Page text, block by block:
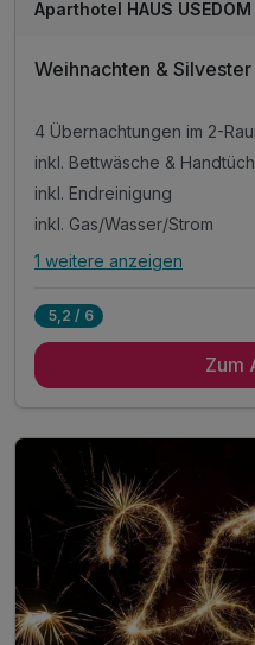
Aparthotel HAUS USEDOM
Weihnachten &
4 Übernachtungen im 2-
inkl. Bettwäsche &
inkl. Endreinigung
inkl. Gas/Wasser/Strom
Alle Inklusivleistungen
inkl. Bettwäsche &
inkl. Nutzung W-Lan
1 weitere anzeigen
5,2 / 6
Zum